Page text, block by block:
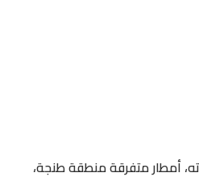
أمطار متفرقة منطقة طنجة،